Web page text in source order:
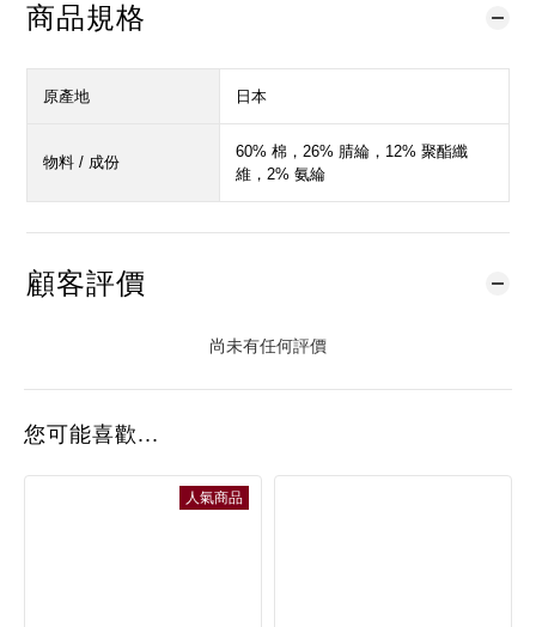
商品規格
原產地 日本
物料 / 成份
60% 棉，26% 腈綸，12% 聚酯纖
維，2% 氨綸
顧客評價
尚未有任何評價
您可能喜歡...
人氣商品